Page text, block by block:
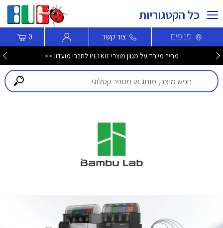
כל הקטגוריות
סניפים צור קשר 0
מחיר מיוחד על מגוון מוצרי PETKIT לחברי מועדון >>